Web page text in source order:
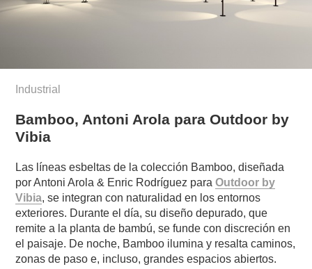
Industrial
Bamboo, Antoni Arola para Outdoor by
Vibia
Las líneas esbeltas de la colección Bamboo, diseñada
por Antoni Arola & Enric Rodríguez paraOutdoor by
Vibia, se integran con naturalidad en los entornos
exteriores. Durante el día, su diseño depurado, que
remite a la planta de bambú, se funde con discreción en
el paisaje. De noche, Bamboo ilumina y resalta caminos,
zonas de paso e, incluso, grandes espacios abiertos.